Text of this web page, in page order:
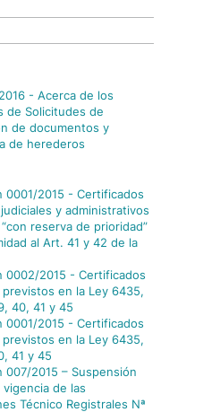
- Acerca de los
de Solicitudes de
de documentos y
de herederos
0001/2015 - Certificados
y administrativos
reserva de prioridad”
al Art. 41 y 42 de la
0002/2015 - Certificados
en la Ley 6435,
40, 41 y 45
0001/2015 - Certificados
en la Ley 6435,
41 y 45
007/2015 – Suspensión
de las
Técnico Registrales Nª